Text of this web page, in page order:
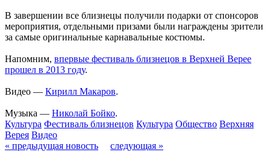
В завершении все близнецы получили подарки от спонсоров
мероприятия, отдельными призами были награждены зрители
за самые оригинальные карнавальные костюмы.
Напомним, впервые фестиваль близнецов в Верхней Верее
прошел в 2013 году.
Видео — Кирилл Макаров.
Музыка — Николай Бойко.
Культура Фестиваль близнецов Культура Общество Верхняя
Верея Видео
« предыдущая новость
следующая »